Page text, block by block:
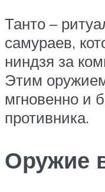
Танто –
самураев,
ниндзя за
Этим
мгновенно и
противника.
Оружие